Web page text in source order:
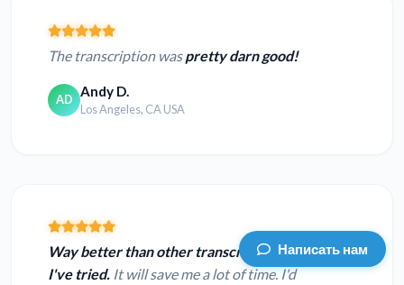
The transcription waspretty darn good!
AD Andy D.
Los Angeles, CA USA
Way better than other transcription services
I've tried. It will save me a lot of time. I'd
Написать нам